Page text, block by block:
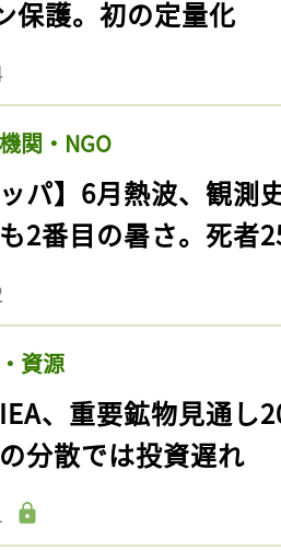
保護。初の定量化
関・NGO
ッパ】6月熱波、観
2番目の暑さ。死者
資源
IEA、重要鉱物見通
分散では投資遅れ